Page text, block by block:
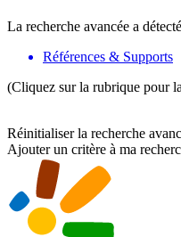
La recherche avancée a
Références & Supports
(Cliquez sur la rubrique pour
Réinitialiser la recherche
Ajouter un critère à ma